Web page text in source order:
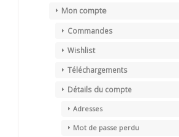
Mon compte
Commandes
Wishlist
Téléchargements
Détails du compte
Adresses
Mot de passe perdu